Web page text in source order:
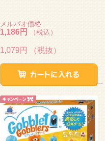
メルパオ価格
1,186円 （税込）
1,079円 （税抜）